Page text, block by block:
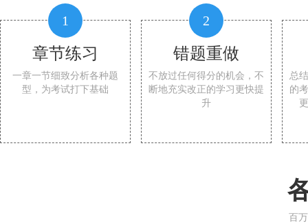
1
章节练习
一章一节细致分析各种题
型，为考试打下基础
2
错题重做
不放过任何得分的机会，不
断地充实改正的学习更快提
升
总
的
百